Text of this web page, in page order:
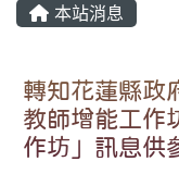
本站消息
轉知花蓮縣政
教師增能工作
作坊」訊息供